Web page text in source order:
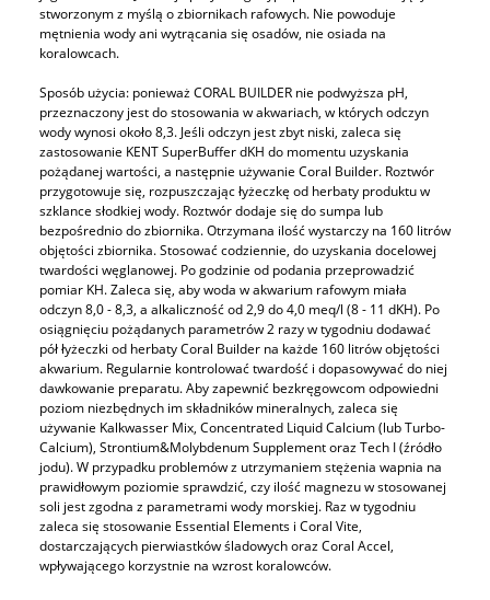
stworzonym z myślą o zbiornikach rafowych. Nie powoduje
mętnienia wody ani wytrącania się osadów, nie osiada na
koralowcach.
Sposób użycia: ponieważ CORAL BUILDER nie podwyższa pH,
przeznaczony jest do stosowania w akwariach, w których odczyn
wody wynosi około 8,3. Jeśli odczyn jest zbyt niski, zaleca się
zastosowanie KENT SuperBuffer dKH do momentu uzyskania
pożądanej wartości, a następnie używanie Coral Builder. Roztwór
przygotowuje się, rozpuszczając łyżeczkę od herbaty produktu w
szklance słodkiej wody. Roztwór dodaje się do sumpa lub
bezpośrednio do zbiornika. Otrzymana ilość wystarczy na 160 litrów
objętości zbiornika. Stosować codziennie, do uzyskania docelowej
twardości węglanowej. Po godzinie od podania przeprowadzić
pomiar KH. Zaleca się, aby woda w akwarium rafowym miała
odczyn 8,0 - 8,3, a alkaliczność od 2,9 do 4,0 meq/l (8 - 11 dKH). Po
osiągnięciu pożądanych parametrów 2 razy w tygodniu dodawać
pół łyżeczki od herbaty Coral Builder na każde 160 litrów objętości
akwarium. Regularnie kontrolować twardość i dopasowywać do niej
dawkowanie preparatu. Aby zapewnić bezkręgowcom odpowiedni
poziom niezbędnych im składników mineralnych, zaleca się
używanie Kalkwasser Mix, Concentrated Liquid Calcium (lub Turbo-
Calcium), Strontium&Molybdenum Supplement oraz Tech I (źródło
jodu). W przypadku problemów z utrzymaniem stężenia wapnia na
prawidłowym poziomie sprawdzić, czy ilość magnezu w stosowanej
soli jest zgodna z parametrami wody morskiej. Raz w tygodniu
zaleca się stosowanie Essential Elements i Coral Vite,
dostarczających pierwiastków śladowych oraz Coral Accel,
wpływającego korzystnie na wzrost koralowców.